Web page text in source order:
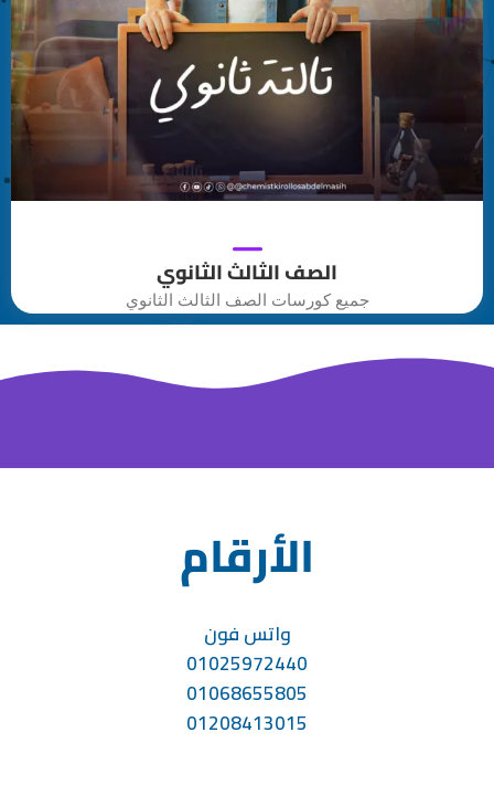
الصف الثالث الثانوي
جميع كورسات الصف الثالث الثانوي
الأرقام
واتس فون
01025972440
01068655805
01208413015